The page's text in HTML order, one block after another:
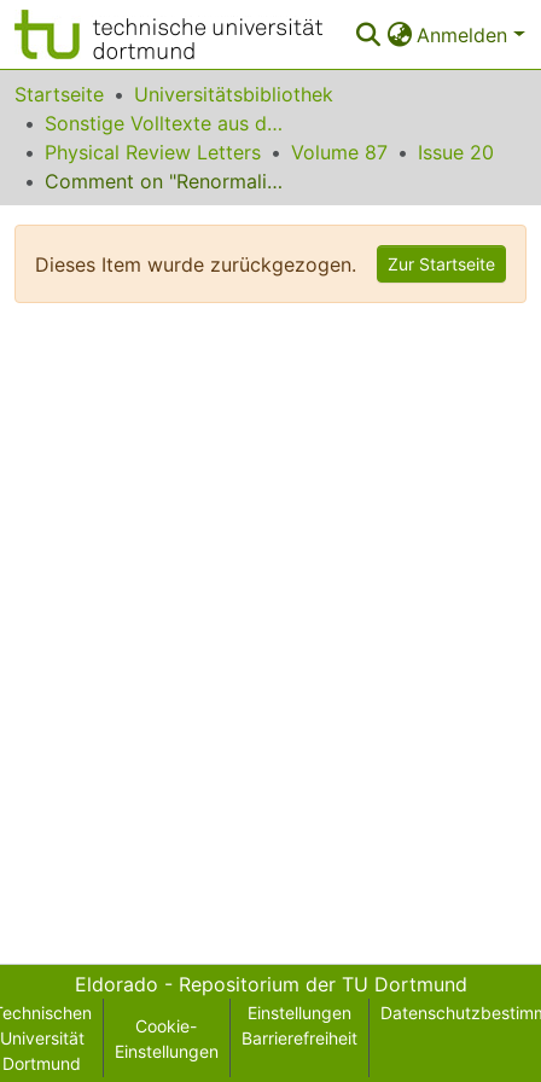
Anmelden
Bereiche & Sammlungen
Das gesamte Repositorium
Statistiken
Startseite
Universitätsbibliothek
Sonstige Volltexte aus dem Bibliotheksangebot
Physical Review Letters
Volume 87
Issue 20
Comment on "Renormalization-Group Calculation of the Dependence on Gravity of the Surface Tension and Bending Rigidity of a Fluid Interface"
Dieses Item wurde zurückgezogen. Zur Startseite
Eldorado - Repositorium der TU Dortmund
Universität
Dortmund
Cookie-
Einstellungen
Einstellungen
Barrierefreiheit